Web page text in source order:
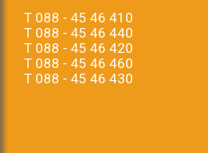
T 088 - 45 46 410
T 088 - 45 46 440
T 088 - 45 46 420
T 088 - 45 46 460
T 088 - 45 46 430